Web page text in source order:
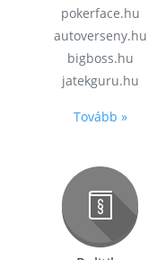
pokerface.hu
autoverseny.hu
bigboss.hu
jatekguru.hu
Tovább »